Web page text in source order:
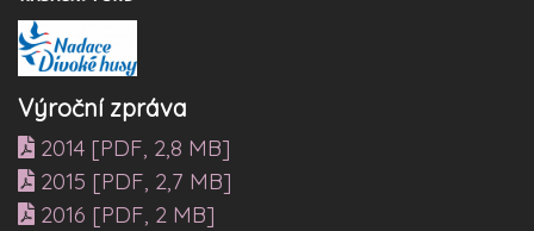
Výroční zpráva
2014 [PDF, 2,8 MB]
2015 [PDF, 2,7 MB]
2016 [PDF, 2 MB]